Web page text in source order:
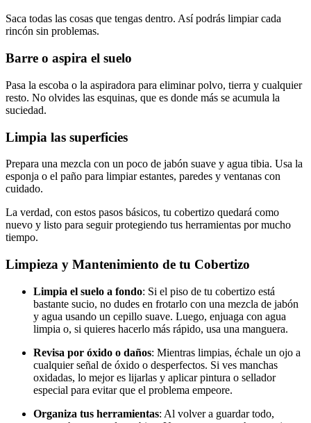
Saca todas las cosas que tengas dentro. Así podrás limpiar cada
rincón sin problemas.
Barre o aspira el suelo
Pasa la escoba o la aspiradora para eliminar polvo, tierra y cualquier
resto. No olvides las esquinas, que es donde más se acumula la
suciedad.
Limpia las superficies
Prepara una mezcla con un poco de jabón suave y agua tibia. Usa la
esponja o el paño para limpiar estantes, paredes y ventanas con
cuidado.
La verdad, con estos pasos básicos, tu cobertizo quedará como
nuevo y listo para seguir protegiendo tus herramientas por mucho
tiempo.
Limpieza y Mantenimiento de tu Cobertizo
Limpia el suelo a fondo: Si el piso de tu cobertizo está
bastante sucio, no dudes en frotarlo con una mezcla de jabón
y agua usando un cepillo suave. Luego, enjuaga con agua
limpia o, si quieres hacerlo más rápido, usa una manguera.
Revisa por óxido o daños: Mientras limpias, échale un ojo a
cualquier señal de óxido o desperfectos. Si ves manchas
oxidadas, lo mejor es lijarlas y aplicar pintura o sellador
especial para evitar que el problema empeore.
Organiza tus herramientas: Al volver a guardar todo,